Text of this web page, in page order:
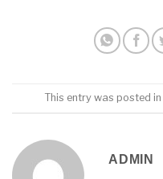
This entry was posted in
ADMIN